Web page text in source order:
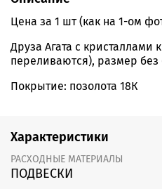
Цена за 1 шт (как на 1-ом
Друза Агата с кристаллами
переливаются), размер
Покрытие: позолота 18К
Характеристики
РАСХОДНЫЕ МАТЕРИАЛЫ
ПОДВЕСКИ